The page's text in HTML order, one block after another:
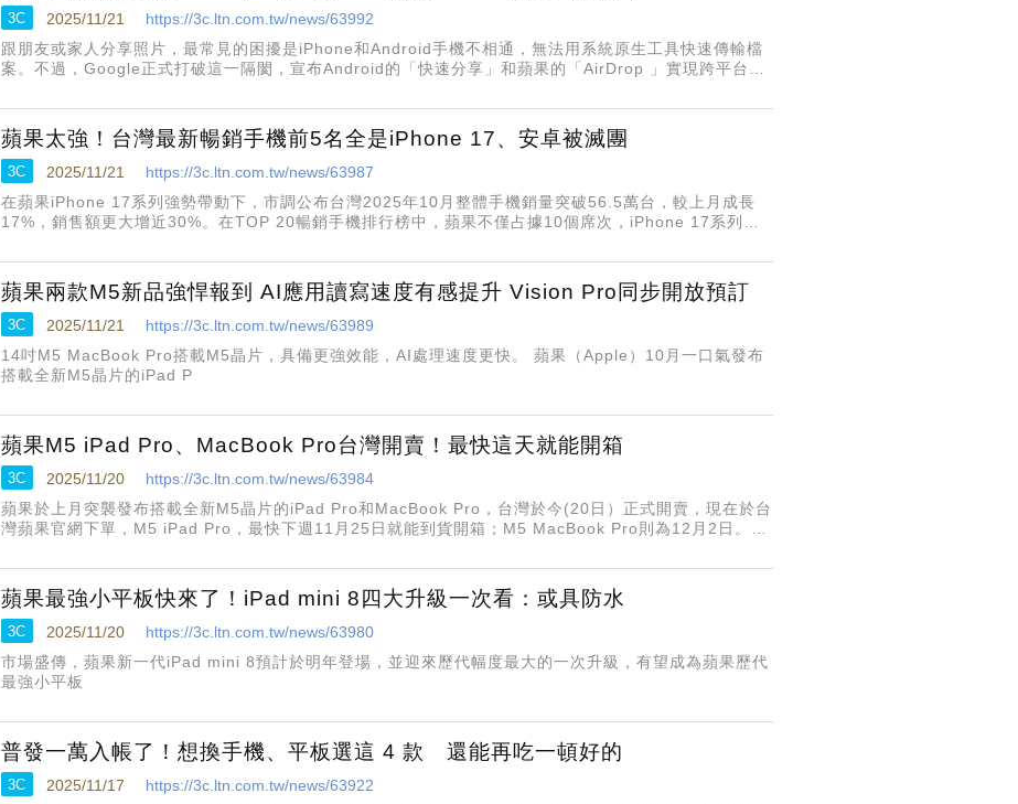
3C 2025/11/21
https://3c.ltn.com.tw/news/63992
跟朋友或家人分享照片，最常見的困擾是iPhone和Android手機不相通，無法用系統原生工具快速傳輸檔
案。不過，Google正式打破這一隔閡，宣布Android的「快速分享」和蘋果的「AirDrop 」實現跨平台互
蘋果太強！台灣最新暢銷手機前5名全是iPhone 17、安卓被滅團
3C 2025/11/21
https://3c.ltn.com.tw/news/63987
在蘋果iPhone 17系列強勢帶動下，市調公布台灣2025年10月整體手機銷量突破56.5萬台，較上月成長
17%，銷售額更大增近30%。在TOP 20暢銷手機排行榜中，蘋果不僅占據10個席次，iPhone 17系列還
蘋果兩款M5新品強悍報到 AI應用讀寫速度有感提升 Vision Pro同步開放預訂
3C 2025/11/21
https://3c.ltn.com.tw/news/63989
14吋M5 MacBook Pro搭載M5晶片，具備更強效能，AI處理速度更快。 蘋果（Apple）10月一口氣發布
搭載全新M5晶片的iPad P
蘋果M5 iPad Pro、MacBook Pro台灣開賣！最快這天就能開箱
3C 2025/11/20
https://3c.ltn.com.tw/news/63984
蘋果於上月突襲發布搭載全新M5晶片的iPad Pro和MacBook Pro，台灣於今(20日）正式開賣，現在於台
灣蘋果官網下單，M5 iPad Pro，最快下週11月25日就能到貨開箱；M5 MacBook Pro則為12月2日。今
蘋果最強小平板快來了！iPad mini 8四大升級一次看：或具防水
3C 2025/11/20
https://3c.ltn.com.tw/news/63980
市場盛傳，蘋果新一代iPad mini 8預計於明年登場，並迎來歷代幅度最大的一次升級，有望成為蘋果歷代
最強小平板
普發一萬入帳了！想換手機、平板選這 4 款 還能再吃一頓好的
3C 2025/11/17
https://3c.ltn.com.tw/news/63922